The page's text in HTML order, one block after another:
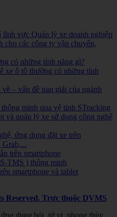
vực Quản lý xe doanh nghiệp
cho các công ty vận chuyển,
có những tính năng gì?
xe ô tô thường có những tính
– vấn đề nan giải của ngành
minh qua vệ tinh STracking
và quản lý xe sử dụng công nghệ
ứng dụng đặt xe trên
Grab,...
trên smartphone
TMS ) thông minh
smartphone và tablet
Reserved. Trực thuộc DVMS